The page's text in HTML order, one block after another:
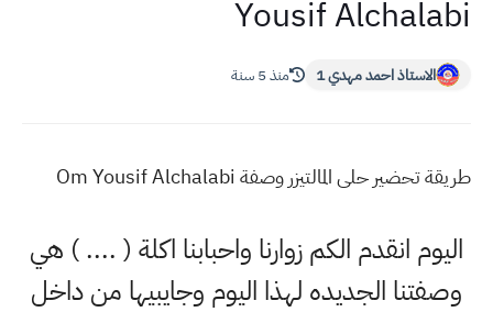
Yousif Alchalabi
الاستاذ احمد مهدي 1 منذ 5 سنة
طريقة تحضير حلى المالتيزر وصفة Om Yousif Alchalabi
اليوم انقدم الكم زوارنا واحبابنا اكلة ( .... ) هي
وصفتنا الجديده لهذا اليوم وجايبيها من داخل